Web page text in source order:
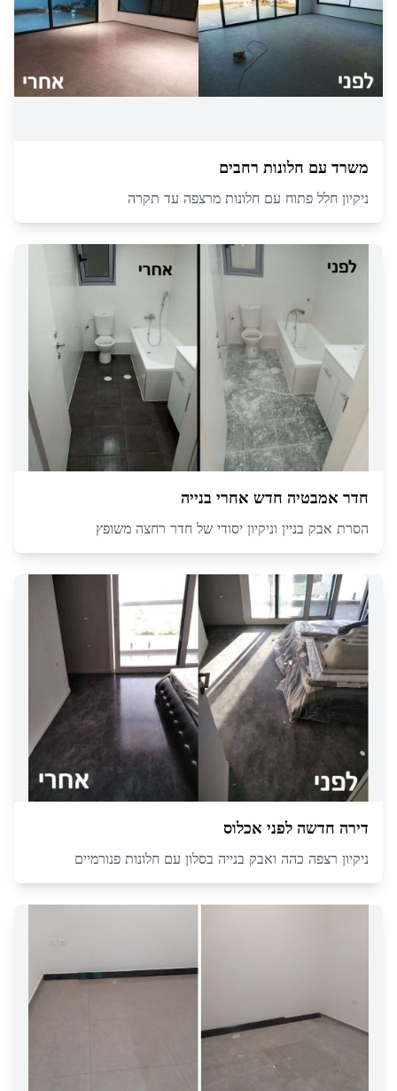
משרד עם חלונות רחבים
ניקיון חלל פתוח עם חלונות מרצפה עד תקרה
חדר אמבטיה חדש אחרי בנייה
הסרת אבק בניין וניקיון יסודי של חדר רחצה משופץ
דירה חדשה לפני אכלוס
ניקיון רצפה כהה ואבק בנייה בסלון עם חלונות פנורמיים